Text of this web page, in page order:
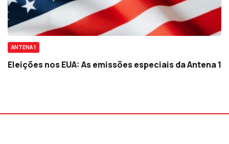
ANTENA 1
Eleições nos EUA: As emissões especiais da Antena 1